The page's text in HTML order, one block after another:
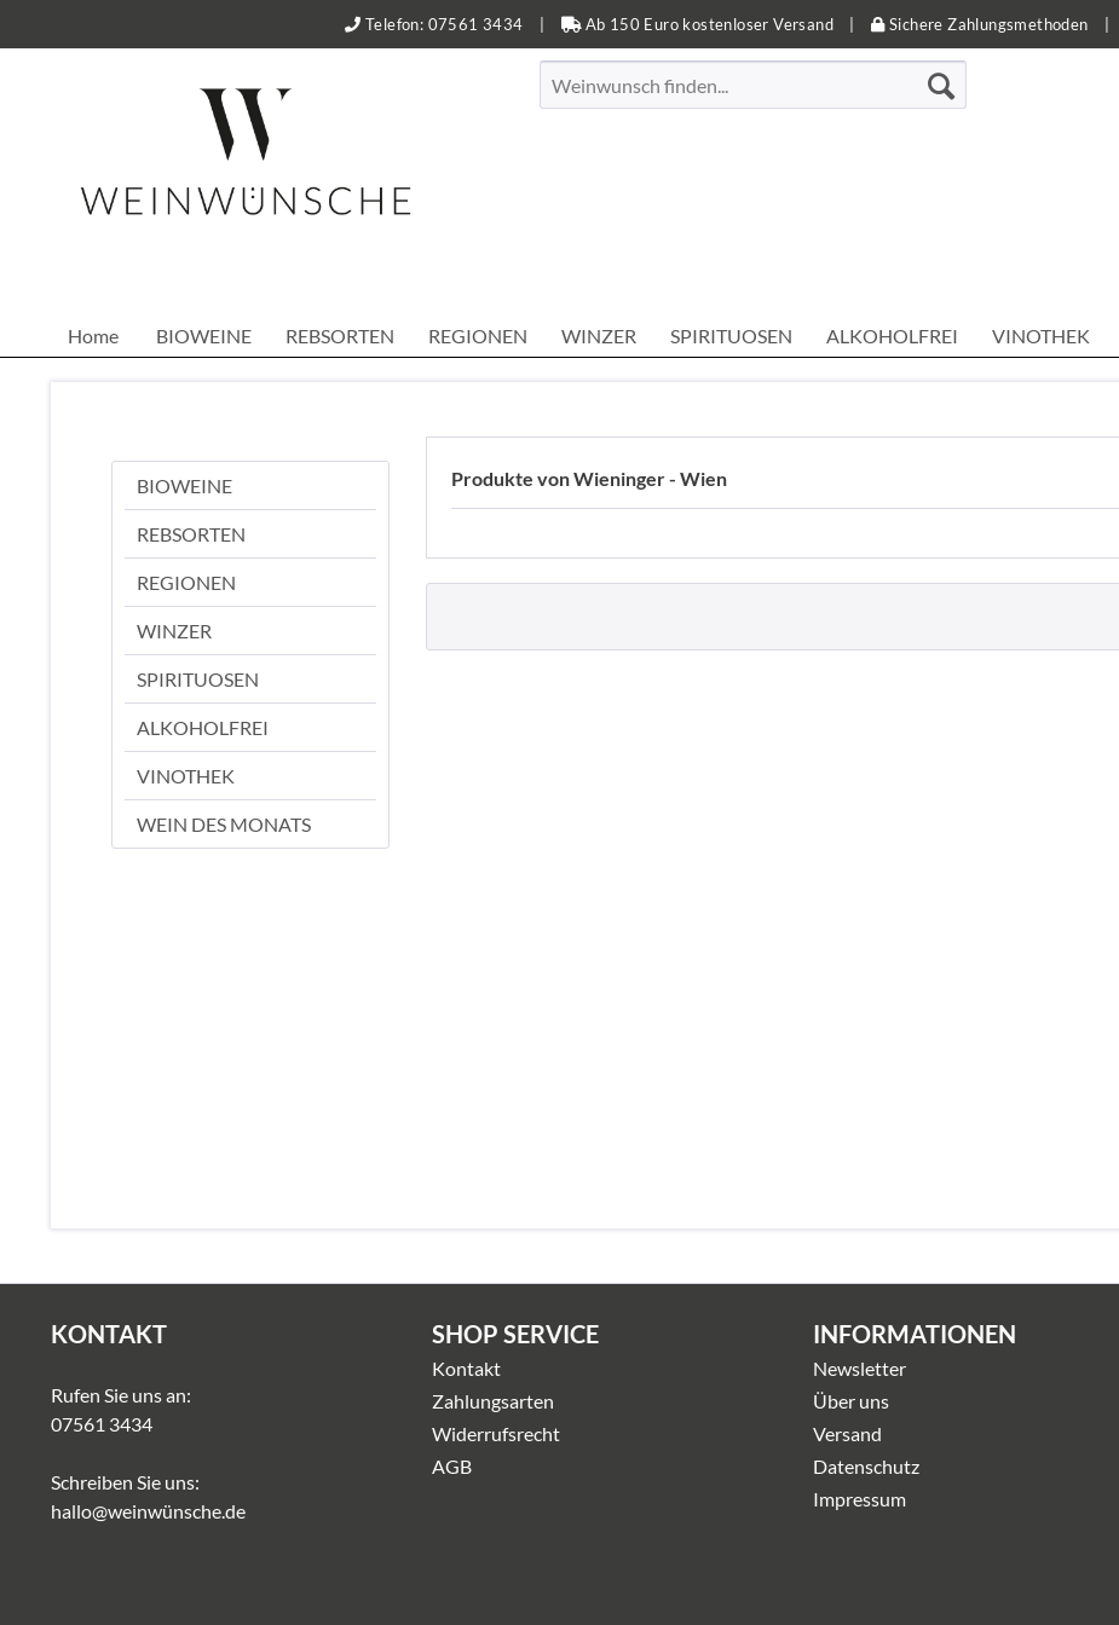
Telefon: 07561 3434 Ab 150 Euro kostenloser Versand Sichere Zahlungsmethoden
Home BIOWEINE REBSORTEN REGIONEN WINZER SPIRITUOSEN ALKOHOLFREI VINOTHEK
BIOWEINE
REBSORTEN
REGIONEN
WINZER
SPIRITUOSEN
ALKOHOLFREI
VINOTHEK
WEIN DES MONATS
Produkte von Wieninger - Wien
KONTAKT
Rufen Sie uns an:
07561 3434
Schreiben Sie uns:
hallo@weinwünsche.de
SHOP SERVICE
Kontakt
Zahlungsarten
Widerrufsrecht
AGB
INFORMATIONEN
Newsletter
Über uns
Versand
Datenschutz
Impressum